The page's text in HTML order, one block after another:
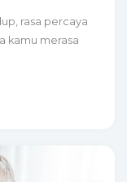
rasa percaya
kamu merasa